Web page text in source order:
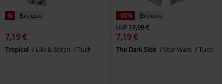
% Exklusiv
7,19 €
Tropical Lilo & Stitch Tuch
-60%
Exklusiv
UVP17,99 €
7,19 €
The Dark Side Star Wars Tuch